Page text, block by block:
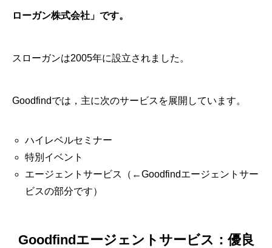
ローガン株式会社」です。
スローガンは2005年に設立されました。
Goodfindでは，主に次のサービスを展開しています。
ハイレベルセミナー
特別イベント
エージェントサービス（←Goodfindエージェントサー
ビスの部分です）
Goodfindエージェントサービス：優良